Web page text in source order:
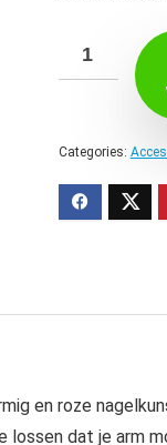
Categories:
en roze
dat je arm